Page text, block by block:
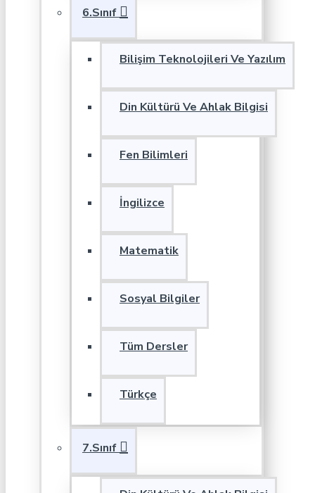
6.Sınıf
Bilişim Teknolojileri Ve Yazılım
Din Kültürü Ve Ahlak Bilgisi
Fen Bilimleri
İngilizce
Matematik
Sosyal Bilgiler
Tüm Dersler
Türkçe
7.Sınıf